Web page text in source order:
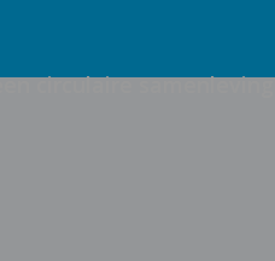
circulaire samenleving